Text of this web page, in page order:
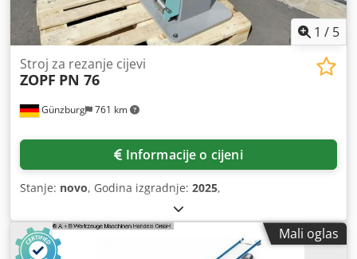
1 / 5
Günzburg 761 km
Stroj za rezanje cijevi
ZOPF PN 76
Informacije o cijeni
Stanje: novo, Godina izgradnje: 2025,
Mali oglas